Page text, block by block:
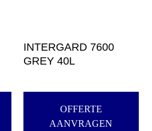
INTERGARD 7600
GREY 40L
OFFERTE
AANVRAGEN